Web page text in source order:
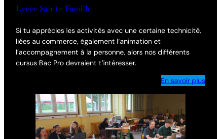
Lycée Sainte-Famille
Si tu apprécies les activités avec une certaine technicité,
liées au commerce, également l’animation et
l’accompagnement à la personne, alors nos différents
cursus Bac Pro devraient t’intéresser.
En savoir plus